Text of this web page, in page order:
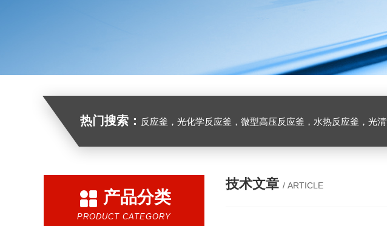
热门搜索： 反应釜，光化学反应釜，微型高压反应釜，水热反应釜，光
产品分类
PRODUCT CATEGORY
技术文章 / ARTICLE